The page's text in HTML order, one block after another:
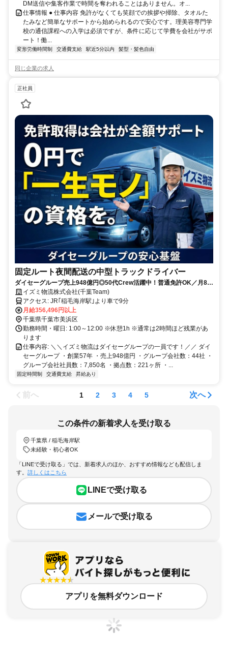
DM送信や集客作業で時間を奪われることはありません。オ...
仕事情報 ● 仕事内容 免許がなくても笑顔での挨拶や掃除、タオルた
たみなど簡単なサポートから始められるので安心です。理美容専門学
校の通信課程への入学は必須ですが、条件に応じて学費を会社がサポ
ート！働...
変形労働時間制 交通費支給 駅近5分以内 髪型・髪色自由
同じ企業の求人
正社員
固定ルート夜間配送の中型トラックドライバー
ダイセーグループ売上948億円◎50代Crew活躍中！普通免許OK／月8〜
9日休み／資格取得支援あり／女性も活躍中／長く働ける環境です
イズミ物流株式会社(千葉Team)
アクセス: JR｢稲毛海岸駅｣より車で9分
月給356,496円以上
千葉県千葉市美浜区
勤務時間・曜日: 1:00～12:00 ※休憩1h ※通常は2時間ほど残業があ
ります
仕事内容: ＼＼イズミ物流はダイセーグループの一員です！／／ ダイ
セーグループ ・創業57年 ・売上948億円 ・グループ会社数：44社 ・
グループ会社社員数：7,850名 ・拠点数：221ヶ所 ・...
固定時間制 交通費支給 昇給あり
前へ 1 2 3 4 5 次へ
この条件の新着求人を受け取る
千葉県 / 稲毛海岸駅
未経験・初心者OK
「LINEで受け取る」では、新着求人のほか、おすすめ情報なども配信しま
す。 詳しくはこちら
LINEで受け取る
メールで受け取る
アプリを無料ダウンロード